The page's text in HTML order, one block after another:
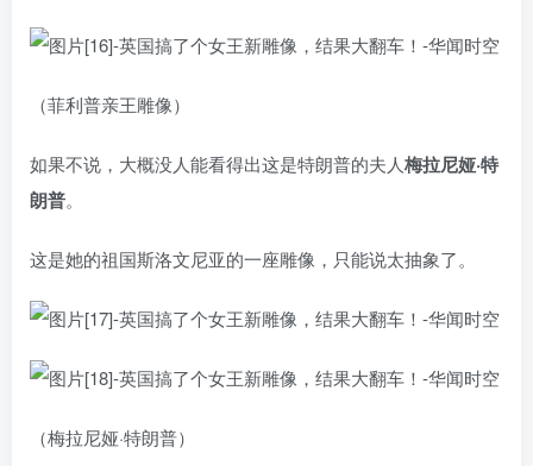
（菲利普亲王雕像）
如果不说，大概没人能看得出这是特朗普的夫人梅拉尼娅·特
朗普。
这是她的祖国斯洛文尼亚的一座雕像，只能说太抽象了。
（梅拉尼娅·特朗普）